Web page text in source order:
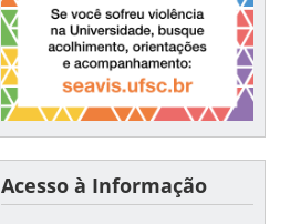
Acesso à Informação